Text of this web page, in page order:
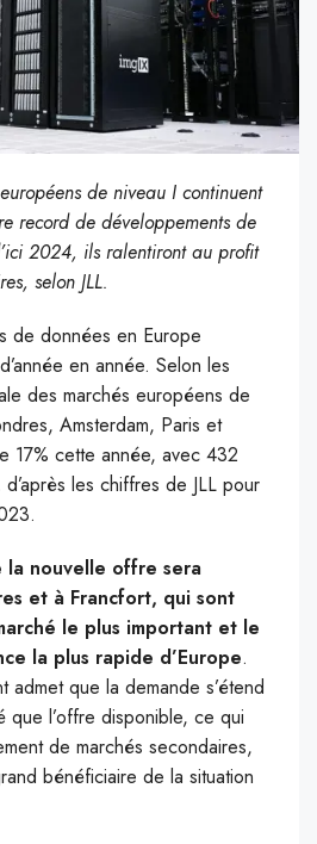
de niveau I continuent
record de développements de
2024, ils ralentiront au profit
selon JLL.
de données en Europe
en année. Selon les
des marchés européens de
Amsterdam, Paris et
17% cette année, avec 432
les chiffres de JLL pour
la nouvelle offre sera
et à Francfort, qui sont
le plus important et le
la plus rapide d’Europe.
admet que la demande s’étend
que l’offre disponible, ce qui
de marchés secondaires,
bénéficiaire de la situation